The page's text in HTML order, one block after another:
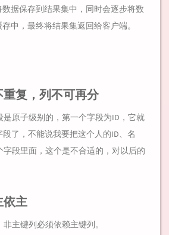
据保存到结果集中，同时会逐步将数
中，最终将结果集返回给客户端。
复，列不可再分
原子级别的，第一个字段为ID，它就
了，不能说我要把这个人的ID、名
段里面，这个是不合适的，对以后的
依主
主键列必须依赖主键列。